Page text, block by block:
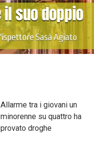
Allarme tra i giovani un
minorenne su quattro ha
provato droghe